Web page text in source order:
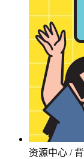
资源中心 /